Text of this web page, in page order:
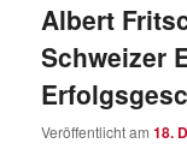
Albert
Schweizer
Veröffentlicht am18.